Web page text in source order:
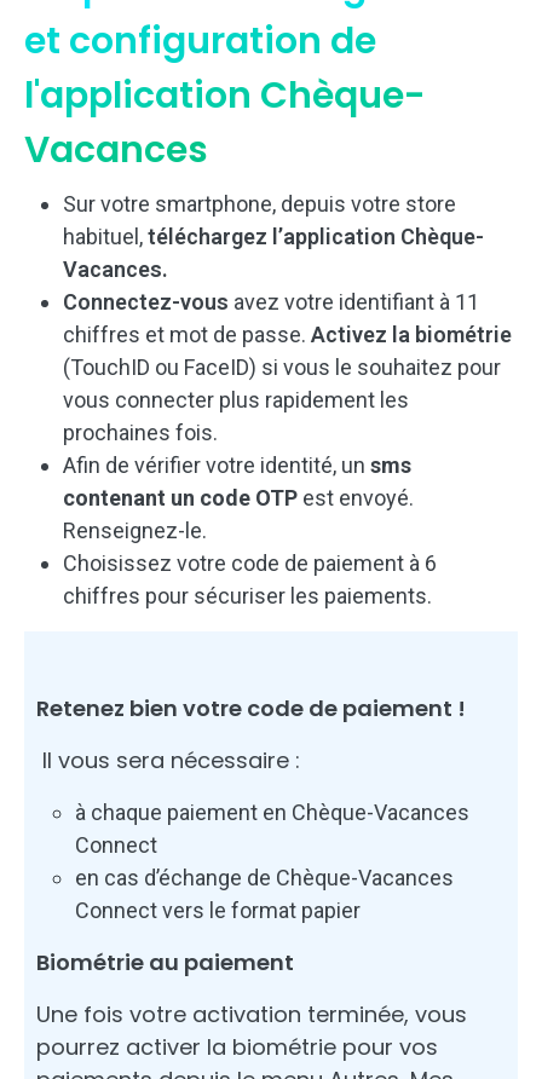
et configuration de
l'application Chèque-
Vacances
Sur votre smartphone, depuis votre store
habituel,téléchargez l’application Chèque-
Vacances.
Connectez-vous avez votre identifiant à 11
chiffres et mot de passe. Activez la biométrie
(TouchID ou FaceID) si vous le souhaitez pour
vous connecter plus rapidement les
prochaines fois.
Afin de vérifier votre identité, un sms
contenant un code OTP est envoyé.
Renseignez-le.
Choisissez votre code de paiement à 6
chiffres pour sécuriser les paiements.
Retenez bien votre code de paiement !
Il vous sera nécessaire :
à chaque paiement en Chèque-Vacances
Connect
en cas d’échange de Chèque-Vacances
Connect vers le format papier
Biométrie au paiement
Une fois votre activation terminée, vous
pourrez activer la biométrie pour vos